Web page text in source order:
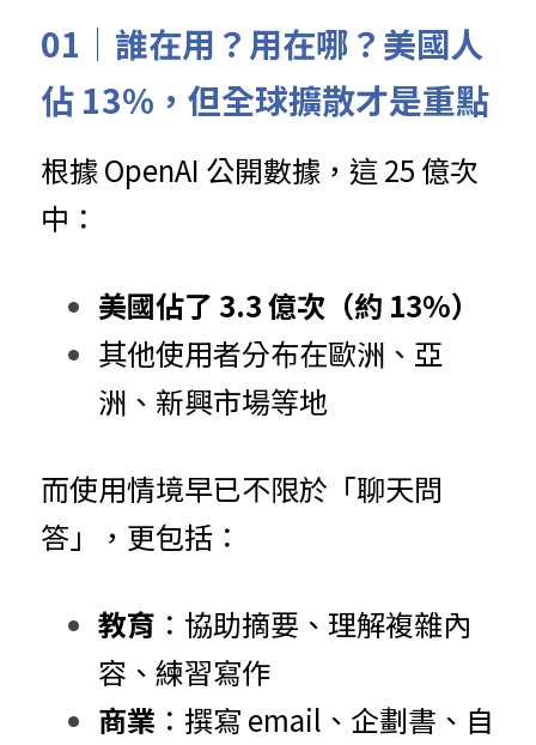
01｜誰在用？用在哪？美國人
佔 13%，但全球擴散才是重點
根據 OpenAI 公開數據，這 25 億次
中：
美國佔了 3.3 億次（約 13%）
其他使用者分布在歐洲、亞
洲、新興市場等地
而使用情境早已不限於「聊天問
答」，更包括：
教育 ：協助摘要、理解複雜內
容、練習寫作
商業 ：撰寫 email、企劃書、自